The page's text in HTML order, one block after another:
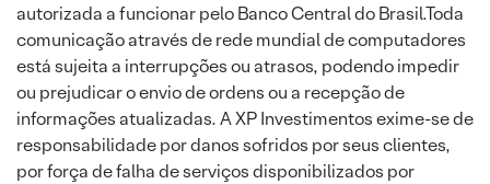
autorizada a funcionar pelo Banco Central do Brasil.Toda
comunicação através de rede mundial de computadores
está sujeita a interrupções ou atrasos, podendo impedir
ou prejudicar o envio de ordens ou a recepção de
informações atualizadas. A XP Investimentos exime-se de
responsabilidade por danos sofridos por seus clientes,
por força de falha de serviços disponibilizados por